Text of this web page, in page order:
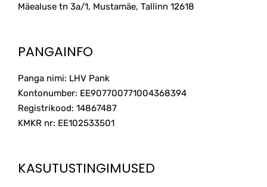
Mäealuse tn 3a/1, Mustamäe, Tallinn 12618
PANGAINFO
Panga nimi: LHV Pank
Kontonumber: EE907700771004368394
Registrikood: 14867487
KMKR nr: EE102533501
KASUTUSTINGIMUSED